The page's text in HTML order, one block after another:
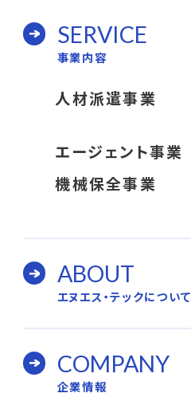
SERVICE
事業内容
人材派遣事業
エージェント事業
機械保全事業
ABOUT
エヌエス・テックについて
COMPANY
企業情報